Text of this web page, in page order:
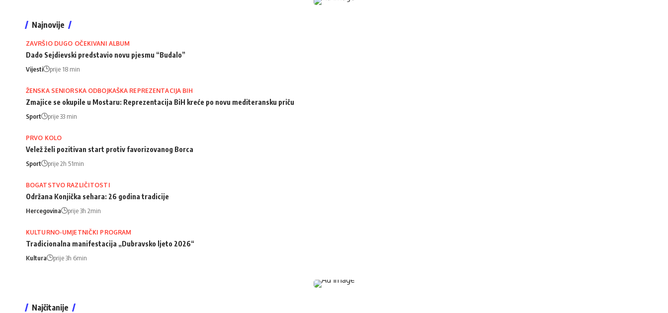
Najnovije
ZAVRŠIO DUGO OČEKIVANI ALBUM
Dado Sejdievski predstavio novu pjesmu “Budalo”
Vijesti prije 18 min
ŽENSKA SENIORSKA ODBOJKAŠKA REPREZENTACIJA BIH
Zmajice se okupile u Mostaru: Reprezentacija BiH kreće po novu mediteransku priču
Sport prije 33 min
PRVO KOLO
Velež želi pozitivan start protiv favorizovanog Borca
Sport prije 2h 51min
BOGATSTVO RAZLIČITOSTI
Održana Konjička sehara: 26 godina tradicije
Hercegovina prije 3h 2min
KULTURNO-UMJETNIČKI PROGRAM
Tradicionalna manifestacija „Dubravsko ljeto 2026“
Kultura prije 3h 6min
Najčitanije